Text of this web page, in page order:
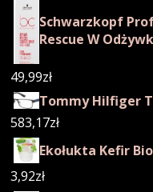
Schwarzkopf
Rescue W
49,99zł
Tommy Hilfiger
583,17zł
Ekołukta Kefir
3,92zł